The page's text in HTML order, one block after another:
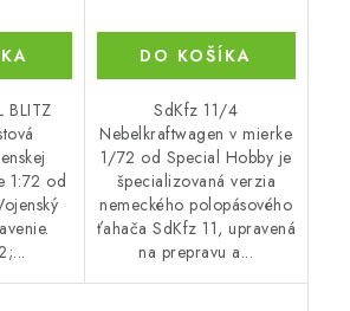
BLITZ
1:72 od
DO KOŠÍKA
SdKfz 11/4
Nebelkraftwagen v mierke
1/72 od Special Hobby je
špecializovaná verzia
nemeckého polopásového
ťahača SdKfz 11, upravená
na prepravu a...